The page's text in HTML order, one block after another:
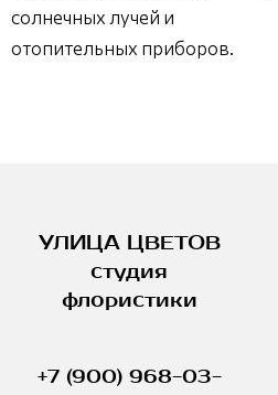
солнечных лучей и
отопительных приборов.
УЛИЦА ЦВЕТОВ
студия
флористики
+7 (900) 968-03-